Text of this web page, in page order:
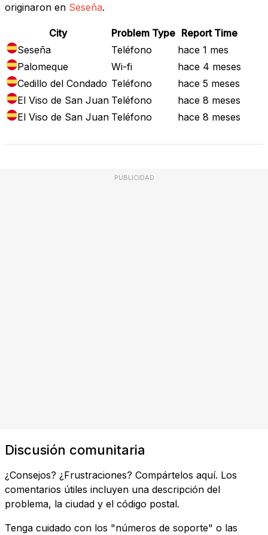
originaron en Seseña.
City Problem Type Report Time
Seseña
Teléfono
hace 1 mes
Palomeque
Wi-fi
hace 4 meses
Cedillo del Condado Teléfono
hace 5 meses
El Viso de San Juan Teléfono
hace 8 meses
El Viso de San Juan Teléfono hace 8 meses
PUBLICIDAD
Discusión comunitaria
¿Consejos? ¿Frustraciones? Compártelos aquí. Los
comentarios útiles incluyen una descripción del
problema, la ciudad y el código postal.
Tenga cuidado con los "números de soporte" o las